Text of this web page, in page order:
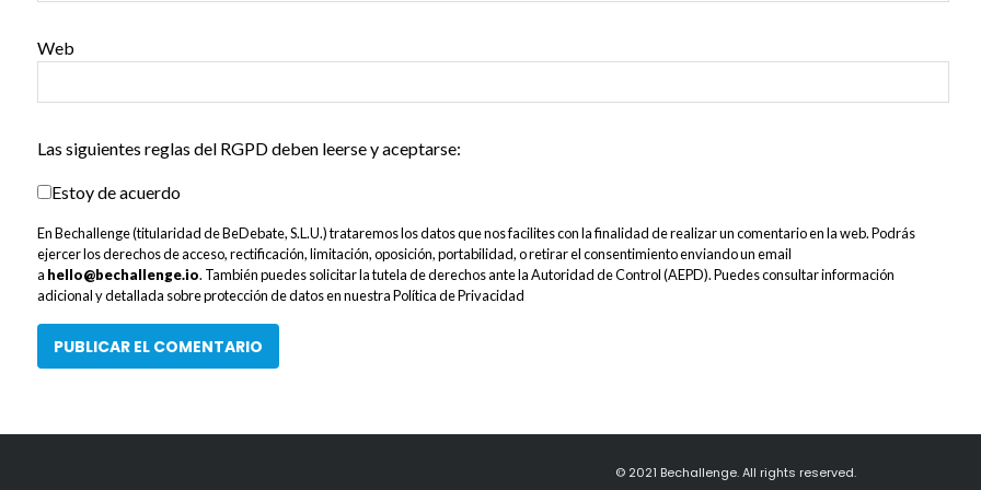
Web
Las siguientes reglas del RGPD deben leerse y aceptarse:
Estoy de acuerdo
En Bechallenge (titularidad de BeDebate, S.L.U.) trataremos los datos que nos facilites con la finalidad de realizar un comentario en la web. Podrás
ejercer los derechos de acceso, rectificación, limitación, oposición, portabilidad, o retirar el consentimiento enviando un email
a hello@bechallenge.io. También puedes solicitar la tutela de derechos ante la Autoridad de Control (AEPD). Puedes consultar información
adicional y detallada sobre protección de datos en nuestra Política de Privacidad
© 2021 Bechallenge. All rights reserved.